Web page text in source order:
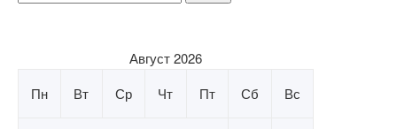
Август 2026
Пн
Вт Ср Чт Пт Сб Вс